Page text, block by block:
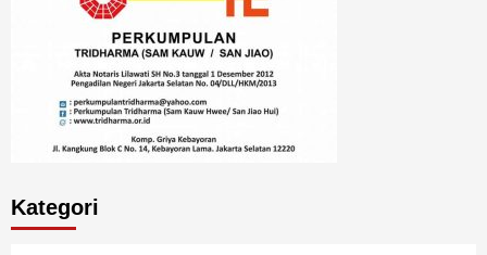
Kategori